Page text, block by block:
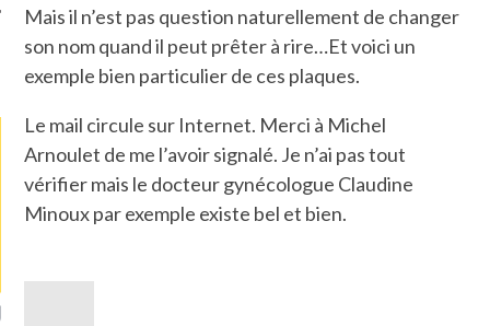
LA PHOTO
ATTACHÉS À LA
Mais il n’est pas question naturellement de changer
son nom quand il peut prêter à rire…Et voici un
exemple bien particulier de ces plaques.
Le mail circule sur Internet. Merci à Michel
Arnoulet de me l’avoir signalé. Je n’ai pas tout
vérifier mais le docteur gynécologue Claudine
Minoux par exemple existe bel et bien.